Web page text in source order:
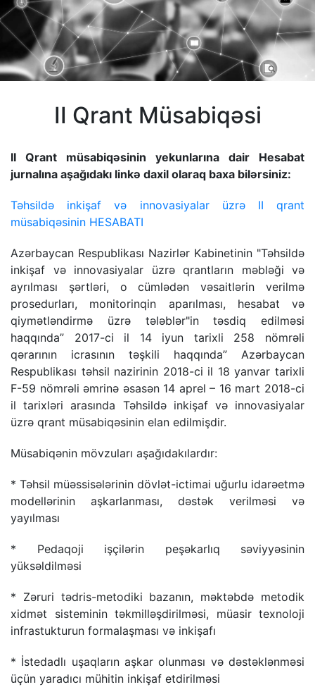
II Qrant Müsabiqəsi
II Qrant müsabiqəsinin yekunlarına dair Hesabat
jurnalına aşağıdakı linkə daxil olaraq baxa bilərsiniz:
Təhsildə inkişaf və innovasiyalar üzrə II qrant
müsabiqəsinin HESABATI
Azərbaycan Respublikası Nazirlər Kabinetinin "Təhsildə
inkişaf və innovasiyalar üzrə qrantların məbləği və
ayrılması şərtləri, o cümlədən vəsaitlərin verilmə
prosedurları, monitorinqin aparılması, hesabat və
qiymətləndirmə üzrə tələblər"in təsdiq edilməsi
haqqında” 2017-ci il 14 iyun tarixli 258 nömrəli
qərarının icrasının təşkili haqqında” Azərbaycan
Respublikası təhsil nazirinin 2018-ci il 18 yanvar tarixli
F-59 nömrəli əmrinə əsasən 14 aprel – 16 mart 2018-ci
il tarixləri arasında Təhsildə inkişaf və innovasiyalar
üzrə qrant müsabiqəsinin elan edilmişdir.
Müsabiqənin mövzuları aşağıdakılardır:
* Təhsil müəssisələrinin dövlət-ictimai uğurlu idarəetmə
modellərinin aşkarlanması, dəstək verilməsi və
yayılması
* Pedaqoji işçilərin peşəkarlıq səviyyəsinin
yüksəldilməsi
* Zəruri tədris-metodiki bazanın, məktəbdə metodik
xidmət sisteminin təkmilləşdirilməsi, müasir texnoloji
infrastukturun formalaşması və inkişafı
* İstedadlı uşaqların aşkar olunması və dəstəklənməsi
üçün yaradıcı mühitin inkişaf etdirilməsi